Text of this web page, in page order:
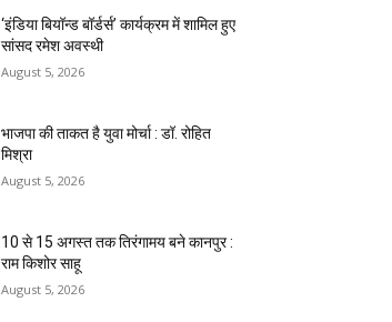
‘इंडिया बियॉन्ड बॉर्डर्स’ कार्यक्रम में शामिल हुए
सांसद रमेश अवस्थी
August 5, 2026
भाजपा की ताकत है युवा मोर्चा : डॉ. रोहित
मिश्रा
August 5, 2026
10 से 15 अगस्त तक तिरंगामय बने कानपुर :
राम किशोर साहू
August 5, 2026